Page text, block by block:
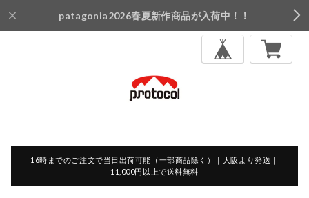
patagonia2026春夏新作商品が入荷中！！
16時までのご注文で当日出荷可能（一部商品除く）｜大阪より発送｜
11,000円以上で送料無料